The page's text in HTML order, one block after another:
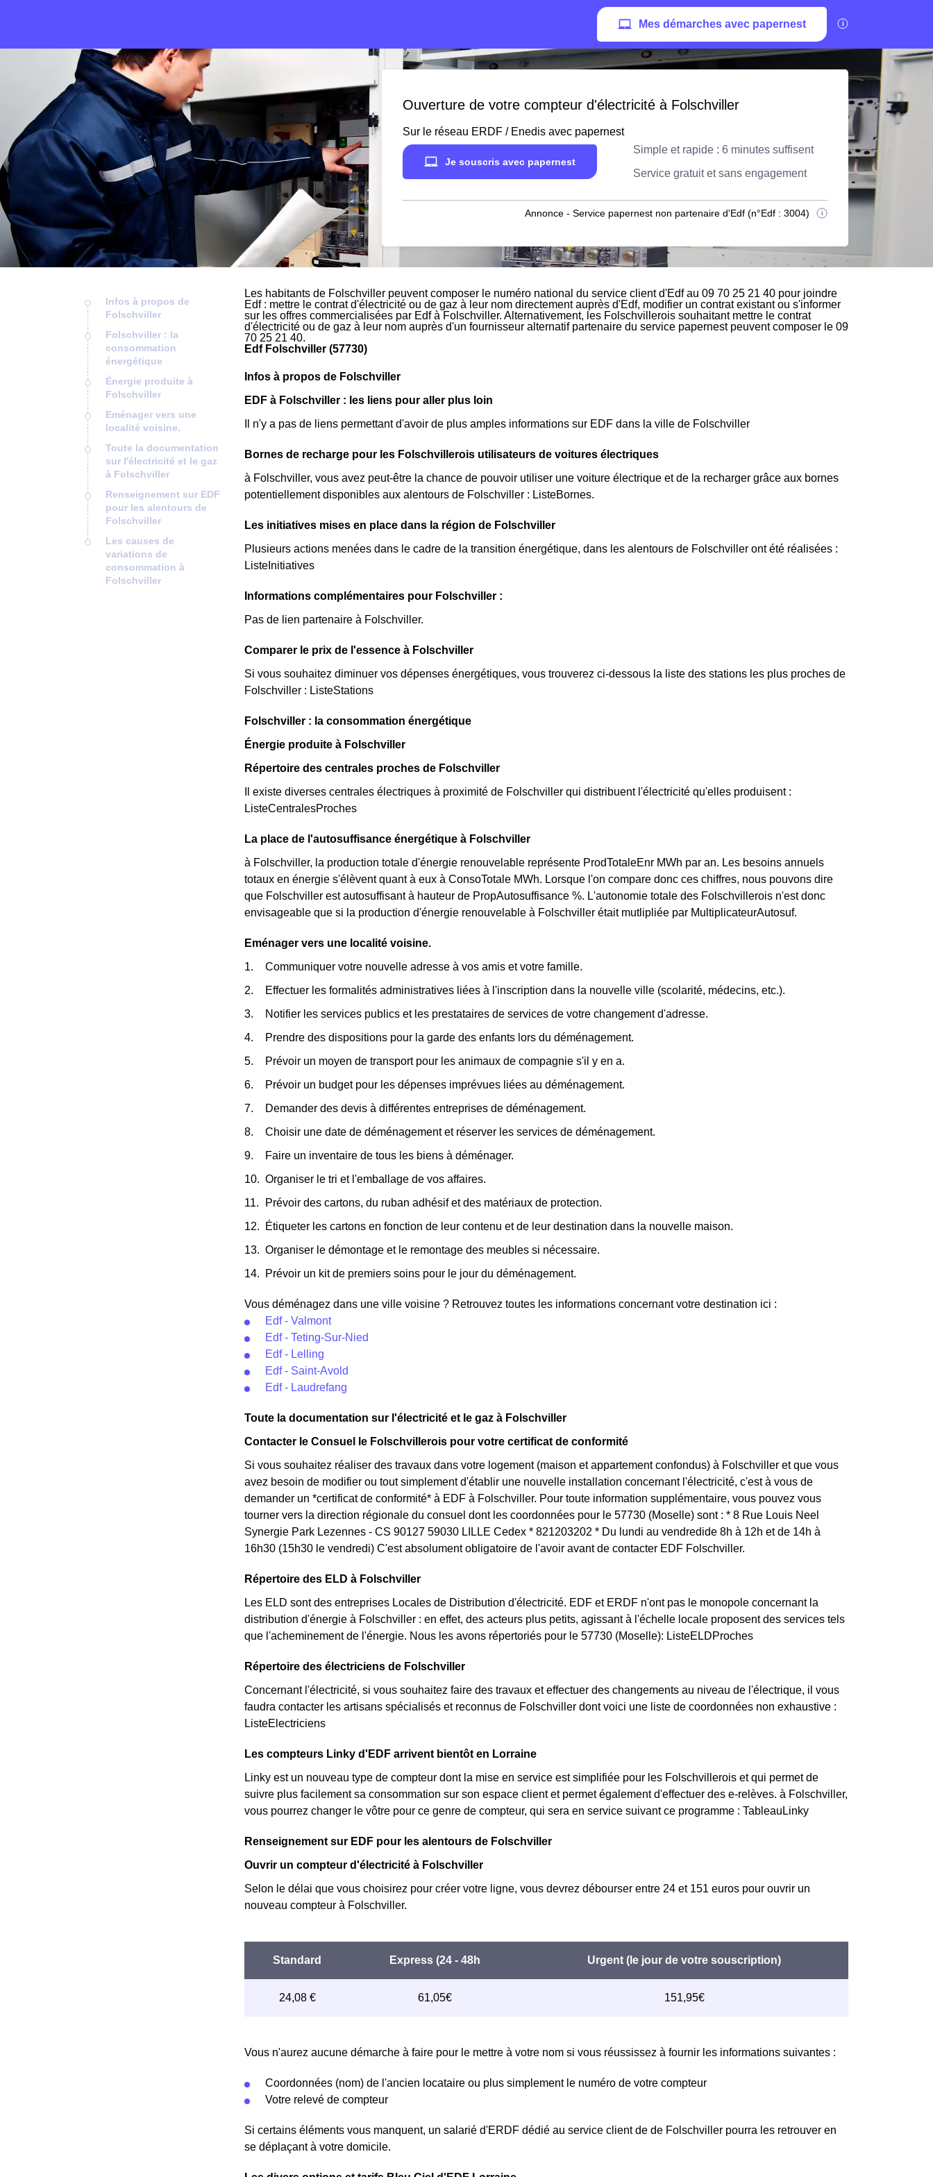
Mes démarches avec papernest
Ouverture de votre compteur d'électricité à Folschviller
Sur le réseau ERDF / Enedis avec papernest
Je souscris avec papernest
Simple et rapide : 6 minutes suffisent
Service gratuit et sans engagement
Annonce - Service papernest non partenaire d'Edf (n°Edf : 3004)
Infos à propos de
Folschviller
Folschviller : la
consommation
énergétique
Énergie produite à
Folschviller
Eménager vers une
localité voisine.
Toute la documentation
sur l'électricité et le gaz
à Folschviller
Renseignement sur EDF
pour les alentours de
Folschviller
Les causes de
variations de
consommation à
Folschviller
Les habitants de Folschviller peuvent composer le numéro national du service client d'Edf au 09 70 25 21 40 pour joindre
Edf : mettre le contrat d'électricité ou de gaz à leur nom directement auprès d'Edf, modifier un contrat existant ou s'informer
sur les offres commercialisées par Edf à Folschviller. Alternativement, les Folschvillerois souhaitant mettre le contrat
d'électricité ou de gaz à leur nom auprès d'un fournisseur alternatif partenaire du service papernest peuvent composer le 09
70 25 21 40.
Edf Folschviller (57730)
Infos à propos de Folschviller
EDF à Folschviller : les liens pour aller plus loin
Il n'y a pas de liens permettant d'avoir de plus amples informations sur EDF dans la ville de Folschviller
Bornes de recharge pour les Folschvillerois utilisateurs de voitures électriques
à Folschviller, vous avez peut-être la chance de pouvoir utiliser une voiture électrique et de la recharger grâce aux bornes
potentiellement disponibles aux alentours de Folschviller : ListeBornes.
Les initiatives mises en place dans la région de Folschviller
Plusieurs actions menées dans le cadre de la transition énergétique, dans les alentours de Folschviller ont été réalisées :
ListeInitiatives
Informations complémentaires pour Folschviller :
Pas de lien partenaire à Folschviller.
Comparer le prix de l'essence à Folschviller
Si vous souhaitez diminuer vos dépenses énergétiques, vous trouverez ci-dessous la liste des stations les plus proches de
Folschviller : ListeStations
Folschviller : la consommation énergétique
Énergie produite à Folschviller
Répertoire des centrales proches de Folschviller
Il existe diverses centrales électriques à proximité de Folschviller qui distribuent l'électricité qu'elles produisent :
ListeCentralesProches
La place de l'autosuffisance énergétique à Folschviller
à Folschviller, la production totale d'énergie renouvelable représente ProdTotaleEnr MWh par an. Les besoins annuels
totaux en énergie s'élèvent quant à eux à ConsoTotale MWh. Lorsque l'on compare donc ces chiffres, nous pouvons dire
que Folschviller est autosuffisant à hauteur de PropAutosuffisance %. L'autonomie totale des Folschvillerois n'est donc
envisageable que si la production d'énergie renouvelable à Folschviller était mutlipliée par MultiplicateurAutosuf.
Eménager vers une localité voisine.
Communiquer votre nouvelle adresse à vos amis et votre famille.
Effectuer les formalités administratives liées à l'inscription dans la nouvelle ville (scolarité, médecins, etc.).
Notifier les services publics et les prestataires de services de votre changement d'adresse.
Prendre des dispositions pour la garde des enfants lors du déménagement.
Prévoir un moyen de transport pour les animaux de compagnie s'il y en a.
Prévoir un budget pour les dépenses imprévues liées au déménagement.
Demander des devis à différentes entreprises de déménagement.
Choisir une date de déménagement et réserver les services de déménagement.
Faire un inventaire de tous les biens à déménager.
Organiser le tri et l'emballage de vos affaires.
Prévoir des cartons, du ruban adhésif et des matériaux de protection.
Étiqueter les cartons en fonction de leur contenu et de leur destination dans la nouvelle maison.
Organiser le démontage et le remontage des meubles si nécessaire.
Prévoir un kit de premiers soins pour le jour du déménagement.
Vous déménagez dans une ville voisine ? Retrouvez toutes les informations concernant votre destination ici :
Edf - Valmont
Edf - Teting-Sur-Nied
Edf - Lelling
Edf - Saint-Avold
Edf - Laudrefang
Toute la documentation sur l'électricité et le gaz à Folschviller
Contacter le Consuel le Folschvillerois pour votre certificat de conformité
Si vous souhaitez réaliser des travaux dans votre logement (maison et appartement confondus) à Folschviller et que vous
avez besoin de modifier ou tout simplement d'établir une nouvelle installation concernant l'électricité, c'est à vous de
demander un *certificat de conformité* à EDF à Folschviller. Pour toute information supplémentaire, vous pouvez vous
tourner vers la direction régionale du consuel dont les coordonnées pour le 57730 (Moselle) sont : * 8 Rue Louis Neel
Synergie Park Lezennes - CS 90127 59030 LILLE Cedex * 821203202 * Du lundi au vendredide 8h à 12h et de 14h à
16h30 (15h30 le vendredi) C'est absolument obligatoire de l'avoir avant de contacter EDF Folschviller.
Répertoire des ELD à Folschviller
Les ELD sont des entreprises Locales de Distribution d'électricité. EDF et ERDF n'ont pas le monopole concernant la
distribution d'énergie à Folschviller : en effet, des acteurs plus petits, agissant à l'échelle locale proposent des services tels
que l'acheminement de l'énergie. Nous les avons répertoriés pour le 57730 (Moselle): ListeELDProches
Répertoire des électriciens de Folschviller
Concernant l'électricité, si vous souhaitez faire des travaux et effectuer des changements au niveau de l'électrique, il vous
faudra contacter les artisans spécialisés et reconnus de Folschviller dont voici une liste de coordonnées non exhaustive :
ListeElectriciens
Les compteurs Linky d'EDF arrivent bientôt en Lorraine
Linky est un nouveau type de compteur dont la mise en service est simplifiée pour les Folschvillerois et qui permet de
suivre plus facilement sa consommation sur son espace client et permet également d'effectuer des e-relèves. à Folschviller,
vous pourrez changer le vôtre pour ce genre de compteur, qui sera en service suivant ce programme : TableauLinky
Renseignement sur EDF pour les alentours de Folschviller
Ouvrir un compteur d'électricité à Folschviller
Selon le délai que vous choisirez pour créer votre ligne, vous devrez débourser entre 24 et 151 euros pour ouvrir un
nouveau compteur à Folschviller.
Vous n'aurez aucune démarche à faire pour le mettre à votre nom si vous réussissez à fournir les informations suivantes :
Coordonnées (nom) de l'ancien locataire ou plus simplement le numéro de votre compteur
Votre relevé de compteur
Si certains éléments vous manquent, un salarié d'ERDF dédié au service client de de Folschviller pourra les retrouver en
se déplaçant à votre domicile.